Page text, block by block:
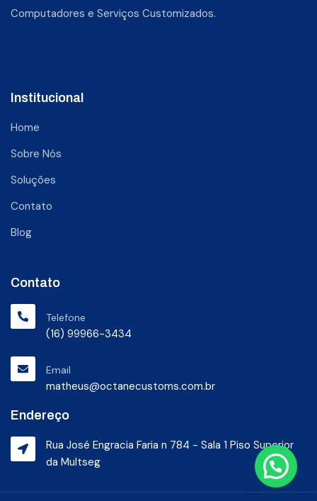
Computadores e Serviços Customizados.
Institucional
Home
Sobre Nós
Soluções
Contato
Blog
Contato
Telefone
(16) 99966-3434
Email
matheus@octanecustoms.com.br
Endereço
Rua José Engracia Faria n 784 - Sala 1 Piso Superior
da Multseg